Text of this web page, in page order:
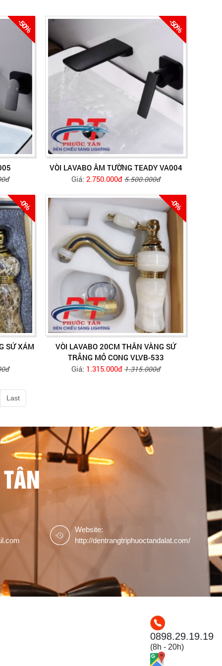
-50% -50%
VÒI LAVABO ÂM TƯỜNG TEADY VA004
Giá: 2.750.000đ 5.500.000đ
-0%
SỨ XÁM
-0%
VÒI LAVABO 20CM THÂN VÀNG SỨ
TRẮNG MỎ CONG VLVB-533
Giá: 1.315.000đ 1.315.000đ
Last
Website:
http://dentrangtriphuoctandalat.com/
0898.29.19.19
(8h - 20h)